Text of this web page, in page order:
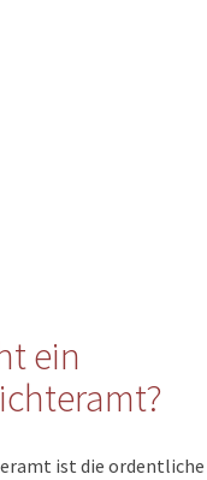
ein
ist die ordentliche